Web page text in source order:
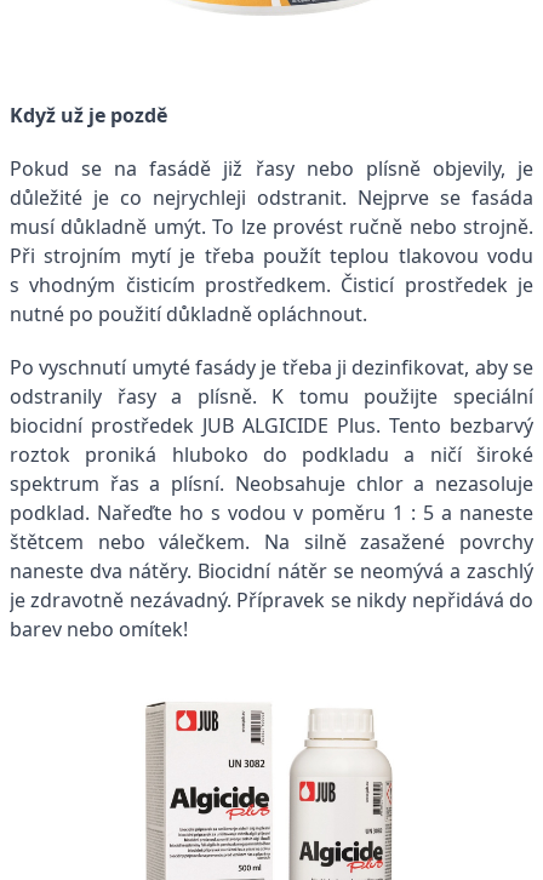
Když už je pozdě
Pokud se na fasádě již řasy nebo plísně objevily, je
důležité je co nejrychleji odstranit. Nejprve se fasáda
musí důkladně umýt. To lze provést ručně nebo strojně.
Při strojním mytí je třeba použít teplou tlakovou vodu
s vhodným čisticím prostředkem. Čisticí prostředek je
nutné po použití důkladně opláchnout.
Po vyschnutí umyté fasády je třeba ji dezinfikovat, aby se
odstranily řasy a plísně. K tomu použijte speciální
biocidní prostředek JUB ALGICIDE Plus. Tento bezbarvý
roztok proniká hluboko do podkladu a ničí široké
spektrum řas a plísní. Neobsahuje chlor a nezasoluje
podklad. Nařeďte ho s vodou v poměru 1 : 5 a naneste
štětcem nebo válečkem. Na silně zasažené povrchy
naneste dva nátěry. Biocidní nátěr se neomývá a zaschlý
je zdravotně nezávadný. Přípravek se nikdy nepřidává do
barev nebo omítek!